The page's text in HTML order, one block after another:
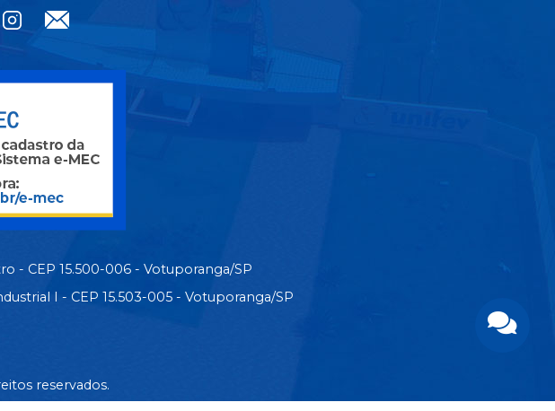
- CEP 15.500-006 - Votuporanga/SP
I - CEP 15.503-005 - Votuporanga/SP
reservados.